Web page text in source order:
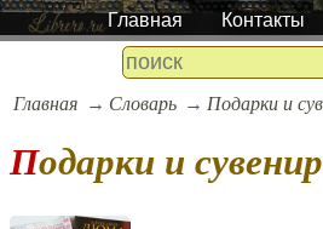
Главная Контакты
Главная Словарь Подарки и
Подарки и